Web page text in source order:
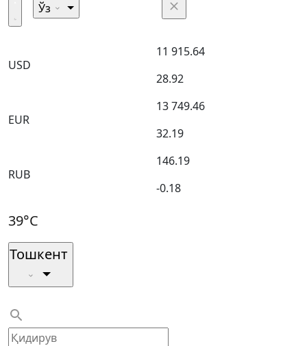
Ўз
USD
11 915.64
28.92
EUR
13 749.46
32.19
RUB
146.19
-0.18
39°C
Тошкент